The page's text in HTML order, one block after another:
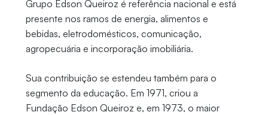
Grupo Edson Queiroz é referência nacional e está
presente nos ramos de energia, alimentos e
bebidas, eletrodomésticos, comunicação,
agropecuária e incorporação imobiliária.
Sua contribuição se estendeu também para o
segmento da educação. Em 1971, criou a
Fundação Edson Queiroz e, em 1973, o maior